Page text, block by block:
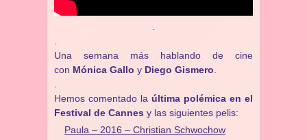
Una semana más hablando de cine
con Mónica Gallo y Diego Gismero
Hemos comentado la última polémica en el
Festival de Cannes y las siguientes pelis:
Paula – 2016 – Christian Schwochow